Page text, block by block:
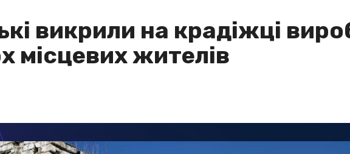
викрили на крадіжці
місцевих жителів